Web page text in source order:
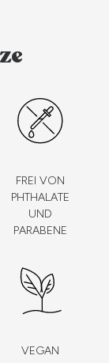
FREI VON
PHTHALATE
UND
PARABENE
VEGAN